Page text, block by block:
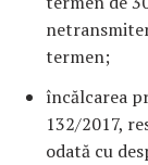
termen;
încălcarea
132/2017,
odată cu